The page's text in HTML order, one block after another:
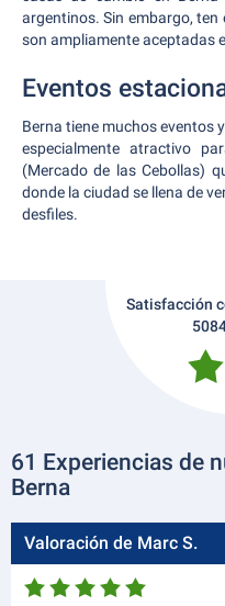
argentinos. Sin embargo,
son ampliamente aceptadas
Eventos
Berna tiene muchos eventos
especialmente atractivo
(Mercado de las Cebollas)
donde la ciudad se llena de
desfiles.
Satisfacción
61 Experiencias de
Berna
Valoración de Marc S.